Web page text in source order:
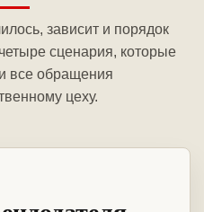
зависит и порядок
сценария, которые
все обращения
цеху.